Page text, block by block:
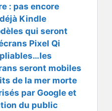
: pas encore
Kindle
qui seront
Pixel Qi
seront mobiles
de la mer morte
par Google et
du public